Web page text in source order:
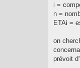
i =
n =
ETAi =
on
prévoit